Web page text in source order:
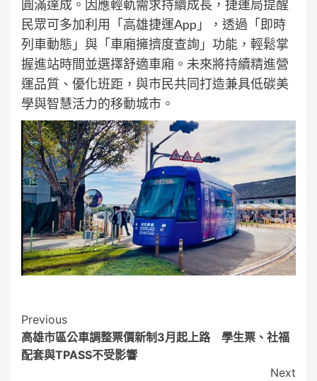
圓滿達成。因應輕軌需求持續成長，捷運局提醒
民眾可多加利用「高雄捷運App」，透過「即時
列車動態」與「車廂擁擠度查詢」功能，輕鬆掌
握進站時間並選擇舒適車廂。未來將持續精進營
運品質、優化班距，與市民共同打造兼具低碳美
學與智慧活力的移動城市。
Post
Navigation
Previous
高雄市區公車調整票價新制3月起上路 學生票、社福
配套與TPASS不受影響
Next